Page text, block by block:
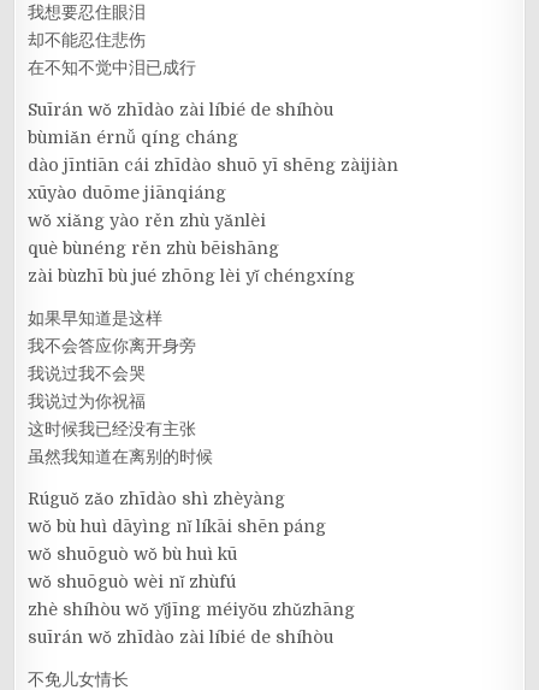
我想要忍住眼泪
却不能忍住悲伤
在不知不觉中泪已成行
Suīrán wǒ zhīdào zài líbié de shíhòu
bùmiǎn érnǚ qíng cháng
dào jīntiān cái zhīdào shuō yī shēng zàijiàn
xūyào duōme jiānqiáng
wǒ xiǎng yào rěn zhù yǎnlèi
què bùnéng rěn zhù bēishāng
zài bùzhī bù jué zhōng lèi yǐ chéngxíng
如果早知道是这样
我不会答应你离开身旁
我说过我不会哭
我说过为你祝福
这时候我已经没有主张
虽然我知道在离别的时候
Rúguǒ zǎo zhīdào shì zhèyàng
wǒ bù huì dāyìng nǐ líkāi shēn páng
wǒ shuōguò wǒ bù huì kū
wǒ shuōguò wèi nǐ zhùfú
zhè shíhòu wǒ yǐjīng méiyǒu zhǔzhāng
suīrán wǒ zhīdào zài líbié de shíhòu
不免儿女情长